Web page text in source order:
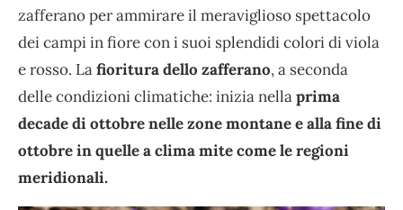
zafferano per ammirare il meraviglioso spettacolo
dei campi in fiore con i suoi splendidi colori di viola
e rosso. Lafioritura dello zafferano, a seconda
delle condizioni climatiche: inizia nellaprima
decade di ottobre nelle zone montane e alla fine di
ottobre in quelle a clima mite come le regioni
meridionali.